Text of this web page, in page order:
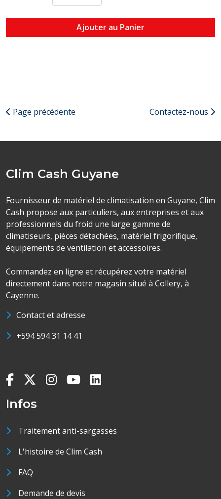
Ajouter au Panier
Page précédente Contactez-nous
Clim Cash Guyane
Fournisseur de matériel de climatisation en Guyane, Clim
Cash propose aux particuliers, aux entreprises et aux
professionnels du froid une large gamme de
climatiseurs, pièces détachées, matériel frigorifique,
équipements de ventilation et accessoires.
Commandez en ligne et récupérez votre matériel
directement dans notre magasin situé à Collery, à
Cayenne.
Contact et adresse
+594 594 31 14 41
Infos
Traitement anti-sargasses
L'histoire de Clim Cash
FAQ
Demande de devis